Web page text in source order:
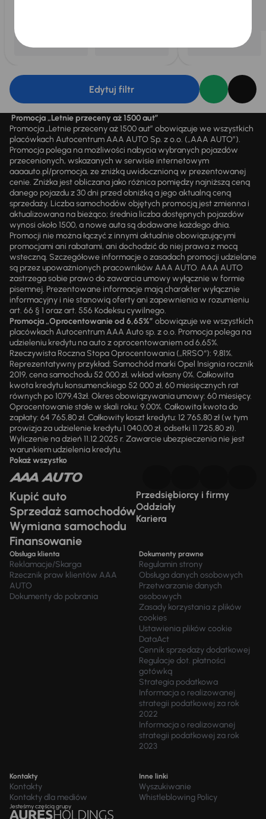
Edytuj filtr
Promocja „Letnie przeceny aż 1500 aut”
Promocja „Letnie przeceny aż 1500 aut” obowiązuje we wszystkich
placówkach Autocentrum AAA AUTO Sp. z o.o. („AAA AUTO”).
Promocja polega na możliwości nabycia wybranych pojazdów
przecenionych, wskazanych w serwisie internetowym
aaaauto.pl/promocja, ze zniżką uwidocznioną w prezentowanej
cenie. Zniżka jest obliczana jako różnica pomiędzy najniższą ceną
danego pojazdu z 30 dni przed obniżką a jego aktualną ceną
sprzedaży. Liczba samochodów objętych promocją jest zmienna i
aktualizowana na bieżąco; średnia liczba dostępnych pojazdów
wynosi około 1500, a nowe auta są dodawane każdego dnia.
Promocji nie można łączyć z innymi aktualnie obowiązującymi
promocjami ani rabatami, ani dochodzić do niej prawa z mocą
wsteczną. Szczegółowe informacje o zasadach promocji udzielane
są przez upoważnionych pracowników AAA AUTO. AAA AUTO
zastrzega sobie prawo do zawarcia umowy wyłącznie w formie
pisemnej. Prezentowane informacje mają charakter wyłącznie
informacyjny i nie stanowią oferty ani zapewnienia w rozumieniu
art. 66 § 1 oraz art. 556 Kodeksu cywilnego.
Promocja „Oprocentowanie od 6,65%” obowiązuje we wszystkich
placówkach Autocentrum AAA Auto sp. z o.o. Promocja polega na
udzieleniu kredytu na auto z oprocentowaniem od 6,65%.
Rzeczywista Roczna Stopa Oprocentowania („RRSO“): 9,81%.
Reprezentatywny przykład: Samochód marki Opel Insignia rocznik
2019, cena samochodu 52 000 zł, wkład własny 0%. Całkowita
kwota kredytu konsumenckiego 52 000 zł, 60 miesięcznych rat
równych po 1079,43zł. Okres obowiązywania umowy: 60 miesięcy.
Oprocentowanie stałe w skali roku: 9,00%. Całkowita kwota do
zapłaty: 64 765,80 zł. Całkowity koszt kredytu: 12 765,80 zł (w tym
prowizja za udzielenie kredytu 1 040,00 zł, odsetki 11 725,80 zł).
Wyliczenie na dzień 11.12.2025 r. Zawarcie ubezpieczenia nie jest
warunkiem udzielenia kredytu.
Pokaż wszystko
Kupić auto
Sprzedaż samochodów
Wymiana samochodu
Finansowanie
Przedsiębiorcy i firmy
Oddziały
Kariera
Obsługa klienta
Reklamacje/Skarga
Rzecznik praw klientów AAA
AUTO
Dokumenty do pobrania
Dokumenty prawne
Regulamin strony
Obsługa danych osobowych
Przetwarzanie danych
osobowych
Zasady korzystania z plików
cookies
Ustawienia plików cookie
DataAct
Cennik sprzedaży dodatkowej
Regulacje dot. płatności
gotówką
Strategia podatkowa
Informacja o realizowanej
strategii podatkowej za rok
2022
Informacja o realizowanej
strategii podatkowej za rok
2023
Kontakty
Kontakty
Kontakty dla mediów
Inne linki
Wyszukiwanie
Whistleblowing Policy
Jesteśmy częścią grupy